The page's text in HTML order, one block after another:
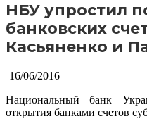
НБУ упростил
банковских
Касьяненко и
16/06/2016
Национальный банк
открытия банками счетов